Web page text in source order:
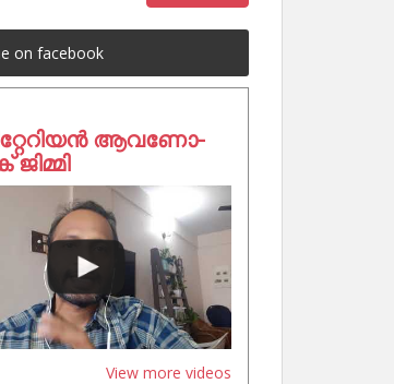
on facebook
ആവണോ-
View more videos